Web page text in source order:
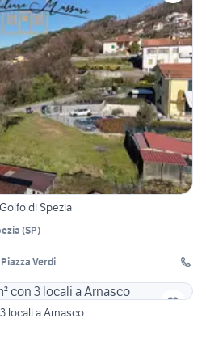
di Spezia
(SP)
Verdi
locali a Arnasco